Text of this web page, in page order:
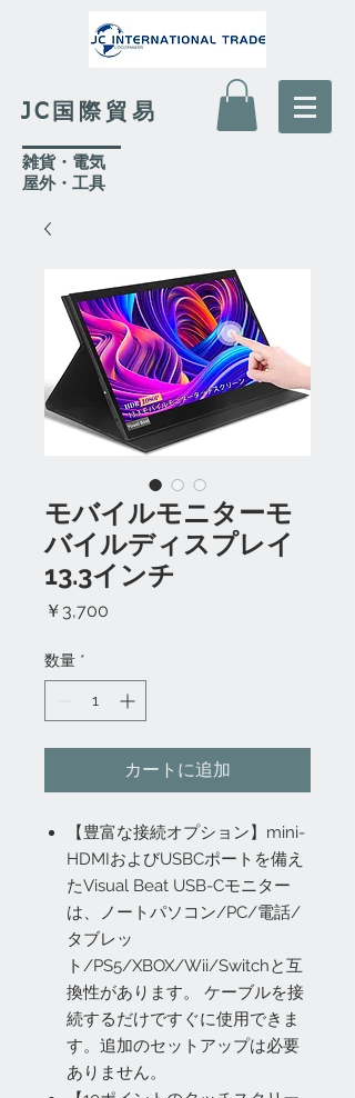
JC国際貿易
​雑貨・電気
​屋外・工具
モバイルモニターモ
バイルディスプレイ
13.3インチ
￥3,700
数量 *
カートに追加
【豊富な接続オプション】mini-
HDMIおよびUSBCポートを備え
たVisual Beat USB-Cモニター
は、ノートパソコン/PC/電話/
タブレッ
ト/PS5/XBOX/Wii/Switchと互
換性があります。 ケーブルを接
続するだけですぐに使用できま
す。追加のセットアップは必要
ありません。